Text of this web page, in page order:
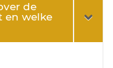
de
en welke